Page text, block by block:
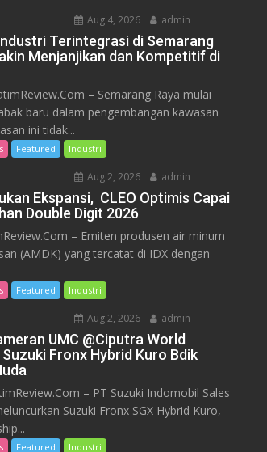
Aug 4, 2026 admin
Terintegrasi di Semarang
Menjanjikan dan Kompetitif di
– Semarang Raya mulai
baru dalam pengembangan kawasan
ini tidak...
Featured Industri
Aug 2, 2026 admin
Ekspansi, CLEO Optimis Capai
Double Digit 2026
– Emiten produsen air minum
(AMDK) yang tercatat di IDX dengan
Featured Industri
Aug 2, 2026 admin
UMC @Ciputra World
Fronx Hybrid Kuro Bdik
– PT Suzuki Indomobil Sales
Suzuki Fronx SGX Hybrid Kuro,
Featured Industri